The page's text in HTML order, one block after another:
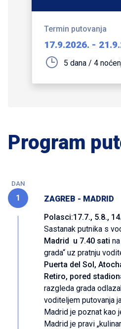
Termin putovanja
17.9.2026. -
5 dana / 4
Program
DAN
1
ZAGREB - MADRID
Polasci:17.7., 5.8.,
Sastanak putnika s
Madrid u 7.40 sati
grada“ uz pratnju
Puerta del Sol,
Retiro, pored
razgleda grada
voditeljem putovanja
Madrid je poznat kao
Madrid je pravi